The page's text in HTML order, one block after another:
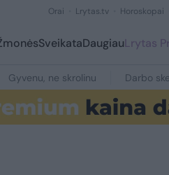
Orai Lrytas.tv Horoskopai
SveikataDaugiauLrytas
Gyvenu, ne skrolinu Darbo